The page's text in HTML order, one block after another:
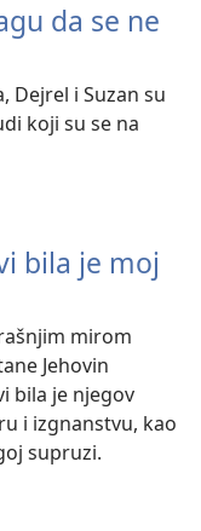
da se ne
Dejrel i Suzan su
koji su se na
bila je moj
mirom
Jehovin
bila je njegov
i izgnanstvu, kao
supruzi.